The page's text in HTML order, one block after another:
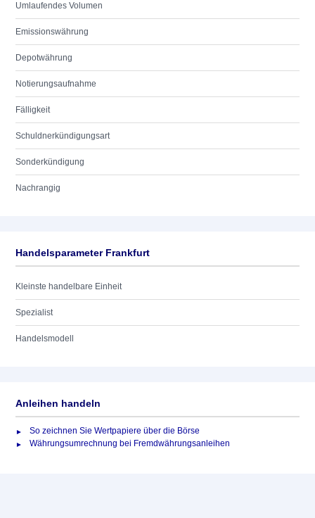
Umlaufendes Volumen
Emissionswährung
Depotwährung
Notierungsaufnahme
Fälligkeit
Schuldnerkündigungsart
Sonderkündigung
Nachrangig
Handelsparameter Frankfurt
Kleinste handelbare Einheit
Spezialist
Handelsmodell
Anleihen handeln
So zeichnen Sie Wertpapiere über die Börse
Währungsumrechnung bei Fremdwährungsanleihen